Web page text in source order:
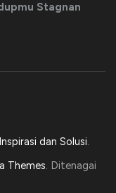
Stagnan
dan Solusi.
Themes. Ditenagai